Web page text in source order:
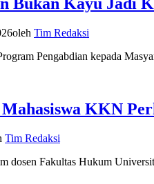
oleh Tim Redaksi
Pengabdian kepada
KKN
Tim Redaksi
Fakultas Hukum